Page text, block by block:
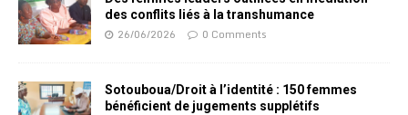
des conflits liés à la transhumance
26/06/2026 0 Comments
Sotouboua/Droit à l’identité : 150 femmes
bénéficient de jugements supplétifs